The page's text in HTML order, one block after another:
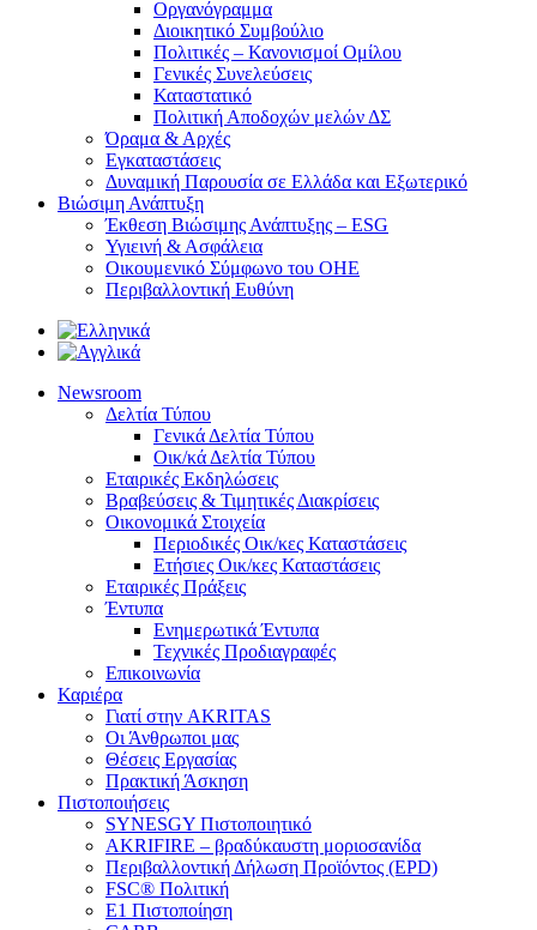
Οργανόγραμμα
Διοικητικό Συμβούλιο
Πολιτικές – Κανονισμοί Ομίλου
Γενικές Συνελεύσεις
Καταστατικό
Πολιτική Αποδοχών μελών ΔΣ
Όραμα & Αρχές
Εγκαταστάσεις
Δυναμική Παρουσία σε Ελλάδα και Εξωτερικό
Βιώσιμη Ανάπτυξη
Έκθεση Βιώσιμης Ανάπτυξης – ESG
Υγιεινή & Ασφάλεια
Οικουμενικό Σύμφωνο του ΟΗΕ
Περιβαλλοντική Ευθύνη
Newsroom
Δελτία Τύπου
Γενικά Δελτία Τύπου
Οικ/κά Δελτία Τύπου
Εταιρικές Εκδηλώσεις
Βραβεύσεις & Τιμητικές Διακρίσεις
Οικονομικά Στοιχεία
Περιοδικές Οικ/κες Καταστάσεις
Ετήσιες Οικ/κες Καταστάσεις
Εταιρικές Πράξεις
Έντυπα
Ενημερωτικά Έντυπα
Τεχνικές Προδιαγραφές
Επικοινωνία
Καριέρα
Γιατί στην AKRITAS
Οι Άνθρωποι μας
Θέσεις Εργασίας
Πρακτική Άσκηση
Πιστοποιήσεις
SYNESGY Πιστοποιητικό
AKRIFIRE – βραδύκαυστη μοριοσανίδα
Περιβαλλοντική Δήλωση Προϊόντος (EPD)
FSC® Πολιτική
E1 Πιστοποίηση